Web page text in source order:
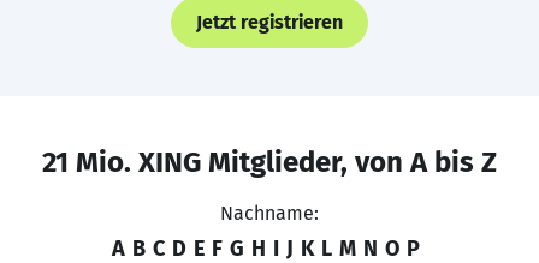
Jetzt registrieren
21 Mio. XING Mitglieder, von A bis Z
Nachname:
A B C D E F G H I J K L M N O P